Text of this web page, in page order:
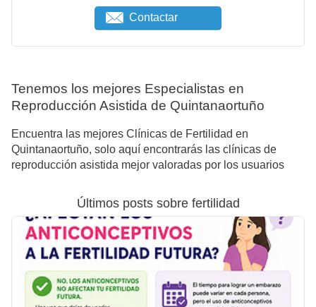
Contactar
Tenemos los mejores Especialistas en
Reproducción Asistida de Quintanaortuño
Encuentra las mejores Clínicas de Fertilidad en
Quintanaortuño, solo aquí encontrarás las clínicas de
reproducción asistida mejor valoradas por los usuarios
Últimos posts sobre fertilidad